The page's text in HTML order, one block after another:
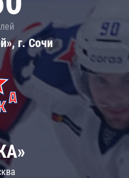
г. Сочи